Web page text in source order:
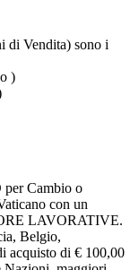
di Vendita) sono i
)
Cambio o
con un
LAVORATIVE.
Belgio,
acquisto di € 100,00